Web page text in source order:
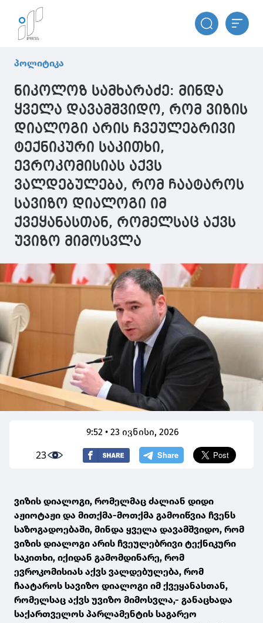
პოლიტიკა
ნიკოლოზ სამხარაძე: მინდა
ყველა დავამშვიდო, რომ ვიზის
დიალოგი არის ჩვეულებრივი
ტექნიკური საკითხი,
ევროკომისიას აქვს
ვალდებულება, რომ ჩაატაროს
სავიზო დიალოგი იმ
ქვეყანასთან, რომელსაც აქვს
უვიზო მიმოსვლა
9:52 • 23 ივნისი, 2026
23
ვიზის დიალოგი, რომელმაც ძალიან დიდი
აჟიოტაჟი და მითქმა-მოთქმა გამოიწვია ჩვენს
საზოგადოებაში, მინდა ყველა დავამშვიდო, რომ
ვიზის დიალოგი არის ჩვეულებრივი ტექნიკური
საკითხი, იქიდან გამომდინარე, რომ
ევროკომისიას აქვს ვალდებულება, რომ
ჩაატაროს სავიზო დიალოგი იმ ქვეყანასთან,
რომელსაც აქვს უვიზო მიმოსვლა,- განაცხადა
საქართველოს პარლამენტის საგარეო